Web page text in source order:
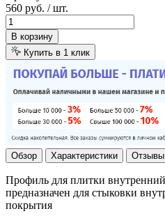
560 руб. / шт.
В корзину
Купить в 1 клик
Обзор Характеристики
Профиль для плитки
предназначен для стыковки
покрытия